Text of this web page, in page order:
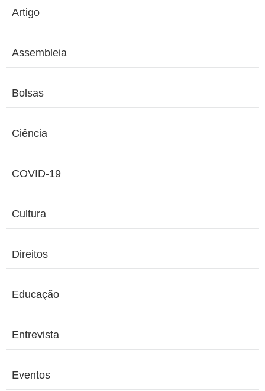
Artigo
Assembleia
Bolsas
Ciência
COVID-19
Cultura
Direitos
Educação
Entrevista
Eventos